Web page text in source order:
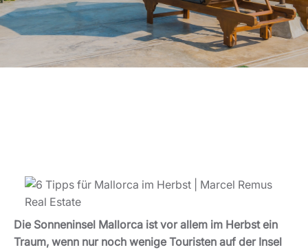
Die Sonneninsel Mallorca ist vor allem im Herbst ein
Traum, wenn nur noch wenige Touristen auf der Insel